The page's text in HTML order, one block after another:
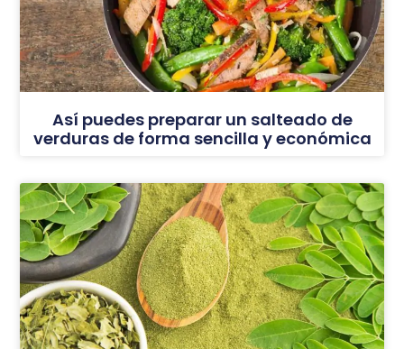
Así puedes preparar un salteado de
verduras de forma sencilla y económica